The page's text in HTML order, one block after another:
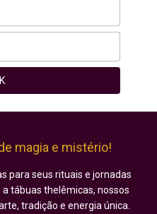
magia e mistério!
para seus rituais e jornadas
tábuas thelêmicas, nossos
tradição e energia única.